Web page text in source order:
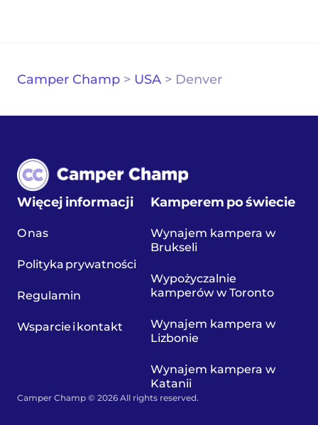
Camper Champ > USA > Denver
Więcej informacji
O nas
Polityka prywatności
Regulamin
Wsparcie i kontakt
Kamperem po świecie
Wynajem kampera w
Brukseli
Wypożyczalnie
kamperów w Toronto
Wynajem kampera w
Lizbonie
Wynajem kampera w
Katanii
Camper Champ © 2026 All rights reserved.